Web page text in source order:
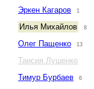
Эркен Кагаров 1
Илья Михайлов 8
Олег Пащенко 13
Таисия Лушенко
Тимур Бурбаев
6